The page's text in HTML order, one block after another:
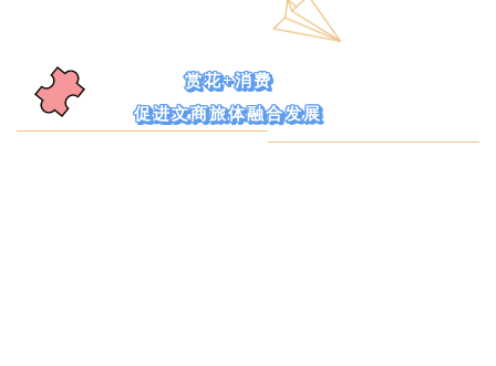
赏花+消费
促进文商旅体融合发展